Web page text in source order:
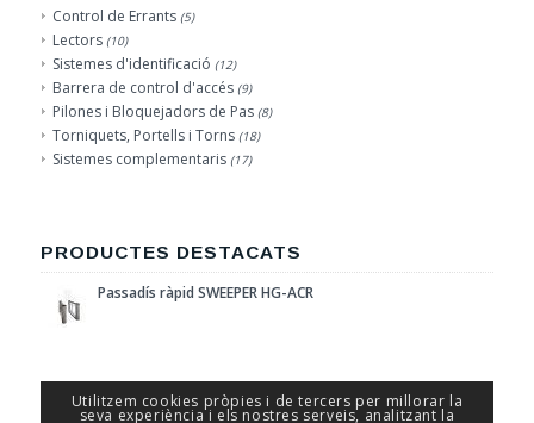
Control de Errants (5)
Lectors (10)
Sistemes d'identificació (12)
Barrera de control d'accés (9)
Pilones i Bloquejadors de Pas (8)
Torniquets, Portells i Torns (18)
Sistemes complementaris (17)
PRODUCTES DESTACATS
Passadís ràpid SWEEPER HG-ACR
Utilitzem cookies pròpies i de tercers per millorar la
seva experiència i els nostres serveis, analitzant la